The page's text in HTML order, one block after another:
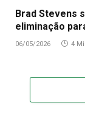
Brad Stevens
eliminação
06/05/2026 4